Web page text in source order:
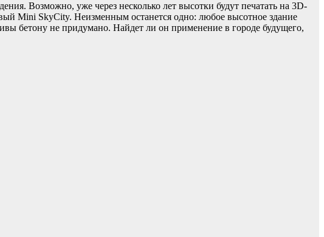
Возможно, уже через несколько лет высотки будут печатать на 3D-
Mini SkyCity. Неизменным останется одно: любое высотное здание
бетону не придумано. Найдет ли он применение в городе будущего,